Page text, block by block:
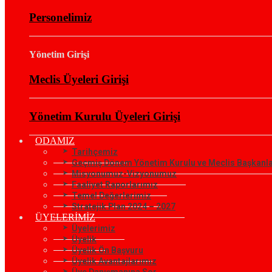
Personelimiz
Yönetim Girişi
Meclis Üyeleri Girişi
Yönetim Kurulu Üyeleri Girişi
ODAMIZ
Tarihçemiz
Geçmiş Dönem Yönetim Kurulu ve Meclis
Misyonumuz-Vizyonumuz
Faaliyet Raporlarımız
Temel Değerlerimiz
Stratejik Plan 2024 – 2027
ÜYELERİMİZ
Üyelerimiz
Üyelik
Üyelik Ön Başvuru
Üyelik Avantajlarımız